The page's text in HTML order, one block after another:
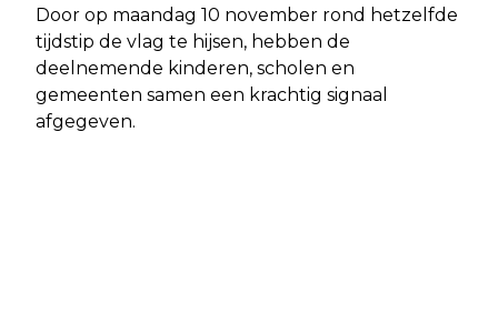
Door op maandag 10 november rond hetzelfde
tijdstip de vlag te hijsen, hebben de
deelnemende kinderen, scholen en
gemeenten samen een krachtig signaal
afgegeven.